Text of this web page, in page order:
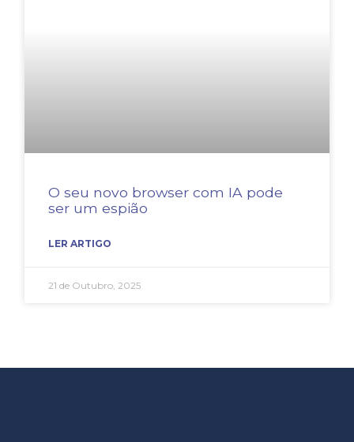
O seu novo browser com IA pode
ser um espião
LER ARTIGO
21 de Outubro, 2025